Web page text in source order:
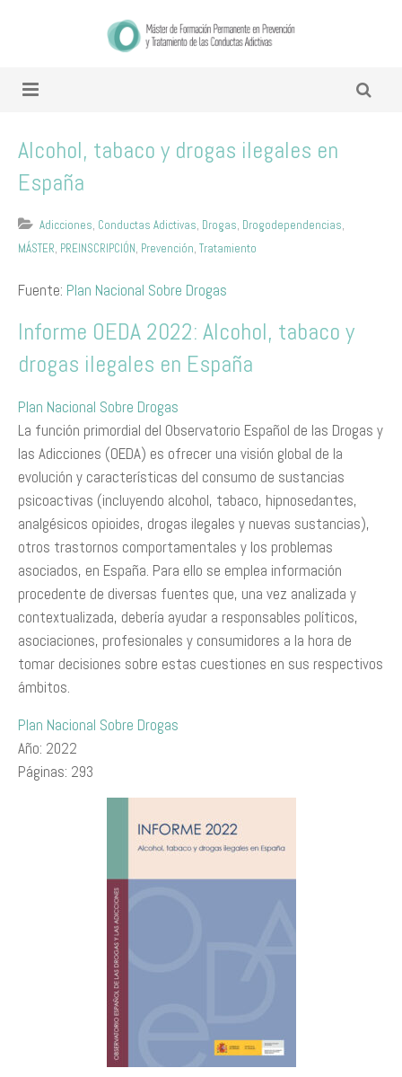
Alcohol, tabaco y drogas ilegales en
España
Adicciones, Conductas Adictivas, Drogas, Drogodependencias,
MÁSTER, PREINSCRIPCIÓN, Prevención, Tratamiento
Fuente: Plan Nacional Sobre Drogas
Informe OEDA 2022: Alcohol, tabaco y
drogas ilegales en España
Plan Nacional Sobre Drogas
La función primordial del Observatorio Español de las Drogas y
las Adicciones (OEDA) es ofrecer una visión global de la
evolución y características del consumo de sustancias
psicoactivas (incluyendo alcohol, tabaco, hipnosedantes,
analgésicos opioides, drogas ilegales y nuevas sustancias),
otros trastornos comportamentales y los problemas
asociados, en España. Para ello se emplea información
procedente de diversas fuentes que, una vez analizada y
contextualizada, debería ayudar a responsables políticos,
asociaciones, profesionales y consumidores a la hora de
tomar decisiones sobre estas cuestiones en sus respectivos
ámbitos.
Plan Nacional Sobre Drogas
Año: 2022
Páginas: 293